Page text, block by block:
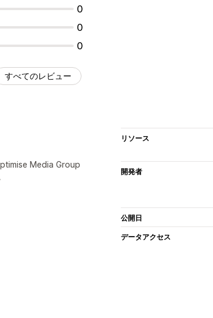
0
0
0
すべてのレビュー
Media Group
リソース
開発者
公開日
データアクセス